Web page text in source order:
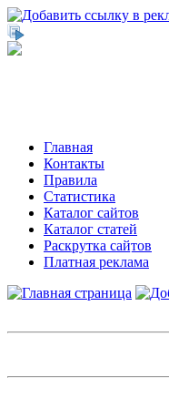
Главная
Контакты
Правила
Статистика
Каталог сайтов
Каталог статей
Раскрутка сайтов
Платная реклама